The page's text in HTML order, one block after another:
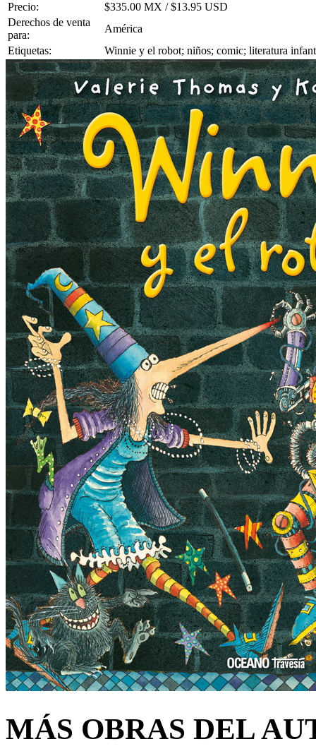
Precio:
$335.00 MX / $13.95 USD
Derechos de venta
para:
América
Etiquetas:
Winnie y el robot; niños; comic; literatura
MÁS OBRAS DEL